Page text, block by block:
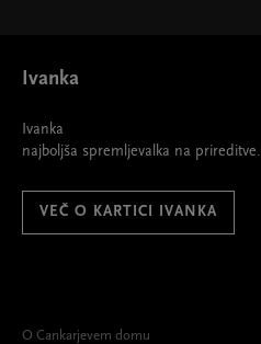
Ivanka
Ivanka
najboljša spremljevalka na prireditve.
VEČ O KARTICI IVANKA
O Cankarjevem domu